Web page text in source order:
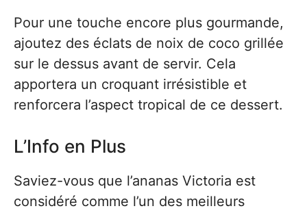
Pour une touche encore plus gourmande,
ajoutez des éclats de noix de coco grillée
sur le dessus avant de servir. Cela
apportera un croquant irrésistible et
renforcera l’aspect tropical de ce dessert.
L’Info en Plus
Saviez-vous que l’ananas Victoria est
considéré comme l’un des meilleurs